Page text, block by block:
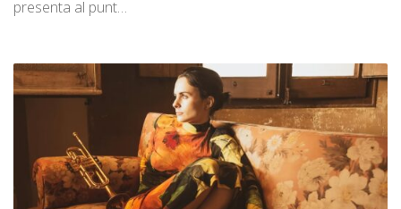
presenta al punt…